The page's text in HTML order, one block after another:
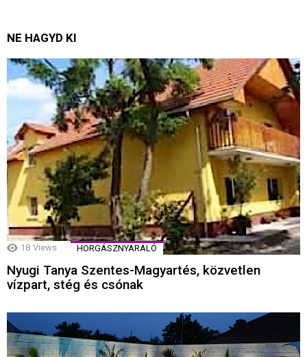
NE HAGYD KI
18 Views HORGÁSZNYARALÓ
Nyugi Tanya Szentes-Magyartés, közvetlen
vízpart, stég és csónak